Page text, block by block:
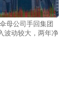
母公司手回集团
波动较大，两年净